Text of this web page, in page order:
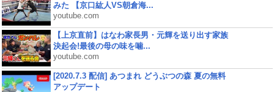
みた 【京口紘人VS朝倉海...
youtube.com
【上京直前】はなわ家長男・元輝を送り出す家族
決起会!最後の母の味を噛...
youtube.com
[2020.7.3 配信] あつまれ どうぶつの森 夏の無料
アップデート